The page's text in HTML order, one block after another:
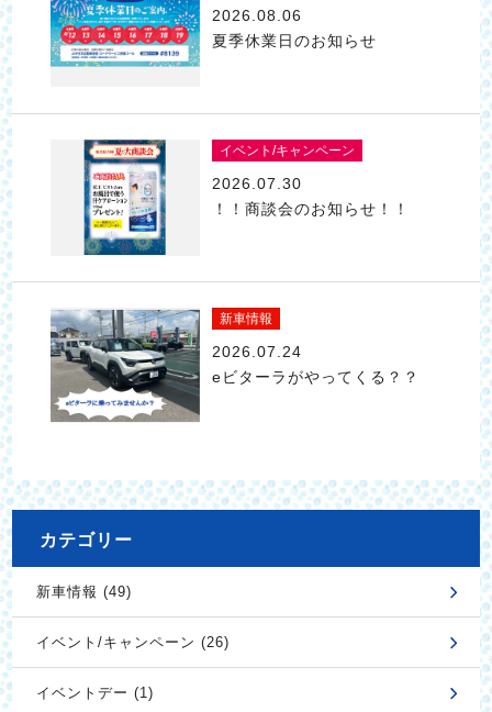
2026.08.06
夏季休業日のお知らせ
イベント/キャンペーン
2026.07.30
！！商談会のお知らせ！！
新車情報
2026.07.24
eビターラがやってくる？？
カテゴリー
新車情報 (49)
イベント/キャンペーン (26)
イベントデー (1)